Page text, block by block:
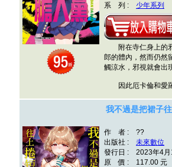
系 列 : 少年系列
附在寺仁身上的邪
郎的體內，然而仍然
觸涼水，邪視就會出
因此厄卡倫和愛
我不過是把裙子
作 者 : ??
出版社 : 未來數位
發行日 : 2023年4月
原 價 : 117.00 元